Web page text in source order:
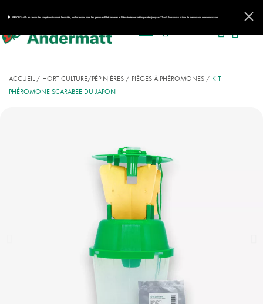
ACCUEIL HORTICULTURE/PÉPINIÈRES PIÈGES À PHÉROMONES
KIT
PHÉROMONE SCARABEE DU JAPON
IMPORTANT : en raison des congés estivaux de la société, les livraisons pour les gammes Phéromones et Nématodes seront impactées jusqu'au 17 août. Nous vous prions de bien vouloir nous en excuser.